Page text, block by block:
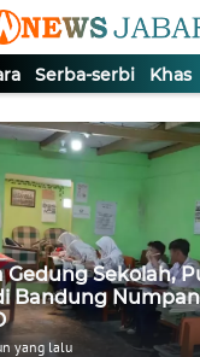
Serba-serbi Khas
Gedung Sekolah,
Bandung
yang lalu